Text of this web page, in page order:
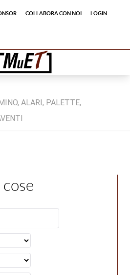
Collabora con noi Login
ALARI, PALETTE,